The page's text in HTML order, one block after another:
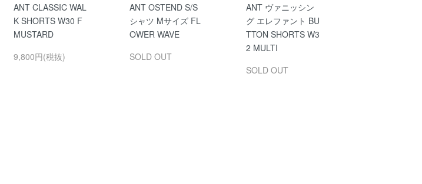
ANT CLASSIC WAL
K SHORTS W30 F
MUSTARD
9,800円(税抜)
ANT OSTEND S/S
シャツ Mサイズ FL
OWER WAVE
SOLD OUT
ANT ヴァニッシン
グ エレファント BU
TTON SHORTS W3
2 MULTI
SOLD OUT